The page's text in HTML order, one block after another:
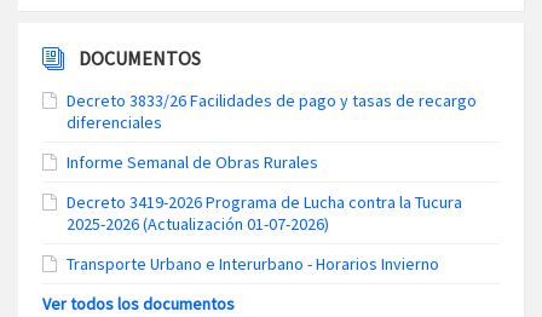
DOCUMENTOS
Decreto 3833/26 Facilidades de pago y tasas de recargo
diferenciales
Informe Semanal de Obras Rurales
Decreto 3419-2026 Programa de Lucha contra la Tucura
2025-2026 (Actualización 01-07-2026)
Transporte Urbano e Interurbano - Horarios Invierno
Ver todos los documentos